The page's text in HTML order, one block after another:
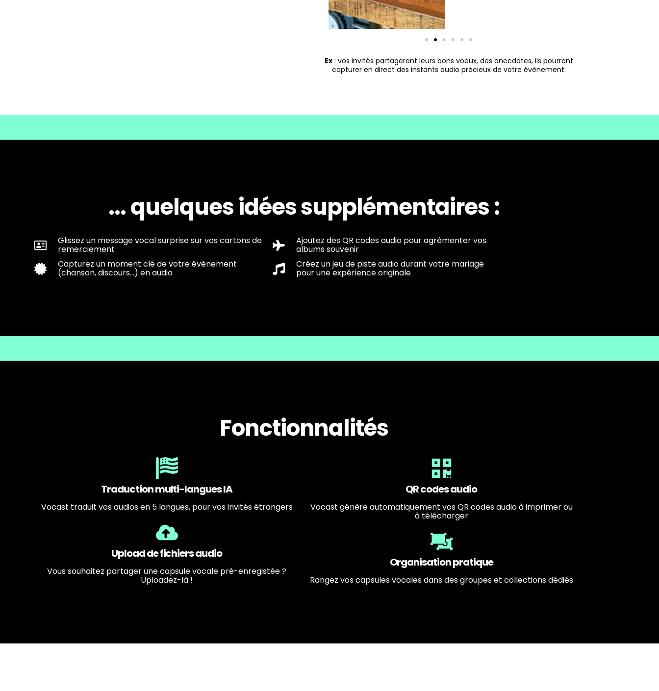
Ex: vos invités partageront leurs bons voeux, des anecdotes, ils pourront
capturer en direct des instants audio précieux de votre évènement.
... quelques idées supplémentaires :
Glissez un message vocal surprise sur vos cartons de
remerciement
Capturez un moment clé de votre évènement
(chanson, discours...) en audio
Ajoutez des QR codes audio pour agrémenter vos
albums souvenir
Créez un jeu de piste audio durant votre mariage
pour une expérience originale
Fonctionnalités
Traduction multi-langues IA
Vocast traduit vos audios en 5 langues, pour vos invités étrangers
Upload de fichiers audio
Vous souhaitez partager une capsule vocale pré-enregistée ?
Uploadez-là !
QR codes audio
Vocast génère automatiquement vos QR codes audio à imprimer ou
à télécharger
Organisation pratique
Rangez vos capsules vocales dans des groupes et collections dédiés